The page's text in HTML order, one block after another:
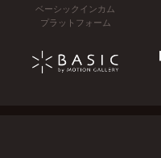
ベーシックインカム
プラットフォーム